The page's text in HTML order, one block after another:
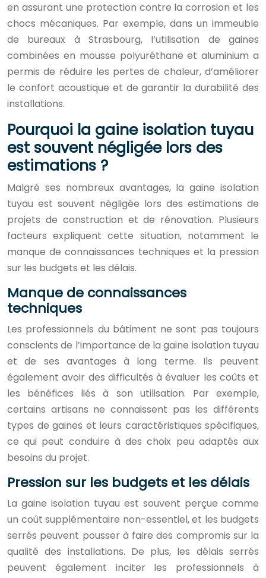
en assurant une protection contre la corrosion et les
chocs mécaniques. Par exemple, dans un immeuble
de bureaux à Strasbourg, l’utilisation de gaines
combinées en mousse polyuréthane et aluminium a
permis de réduire les pertes de chaleur, d’améliorer
le confort acoustique et de garantir la durabilité des
installations.
Pourquoi la gaine isolation tuyau
est souvent négligée lors des
estimations ?
Malgré ses nombreux avantages, la gaine isolation
tuyau est souvent négligée lors des estimations de
projets de construction et de rénovation. Plusieurs
facteurs expliquent cette situation, notamment le
manque de connaissances techniques et la pression
sur les budgets et les délais.
Manque de connaissances
techniques
Les professionnels du bâtiment ne sont pas toujours
conscients de l’importance de la gaine isolation tuyau
et de ses avantages à long terme. Ils peuvent
également avoir des difficultés à évaluer les coûts et
les bénéfices liés à son utilisation. Par exemple,
certains artisans ne connaissent pas les différents
types de gaines et leurs caractéristiques spécifiques,
ce qui peut conduire à des choix peu adaptés aux
besoins du projet.
Pression sur les budgets et les délais
La gaine isolation tuyau est souvent perçue comme
un coût supplémentaire non-essentiel, et les budgets
serrés peuvent pousser à faire des compromis sur la
qualité des installations. De plus, les délais serrés
peuvent également inciter les professionnels à